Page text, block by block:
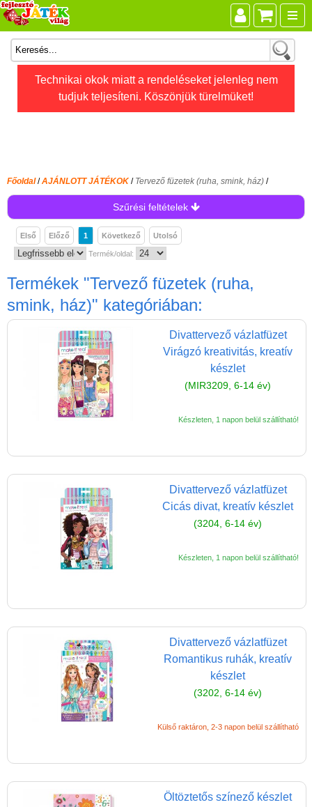
Technikai okok miatt a rendeléseket jelenleg nem
tudjuk teljesíteni. Köszönjük türelmüket!
Főoldal/AJÁNLOTT JÁTÉKOK / Tervező füzetek (ruha, smink, ház) /
Szűrési feltételek
Első Előző 1 Következő Utolsó
Termék/oldal:
Termékek "Tervező füzetek (ruha,
smink, ház)" kategóriában:
Divattervező vázlatfüzet
Virágzó kreativitás, kreatív
készlet
(MIR3209, 6-14 év)
Készleten, 1 napon belül szállítható!
Divattervező vázlatfüzet
Cicás divat, kreatív készlet
(3204, 6-14 év)
Készleten, 1 napon belül szállítható!
Divattervező vázlatfüzet
Romantikus ruhák, kreatív
készlet
(3202, 6-14 év)
Külső raktáron, 2-3 napon belül szállítható
Öltöztetős színező készlet
Összes játék
Játékok életkor szerint
Bébijátékok
Diafilm
Építőjáték
Fajátékok
Futóbiciklik, rollerek
Gyerekszoba
Intelligens gyurma
Iskolaszerek
Könyv
Licenszes TOP
gyerekajándékok
Logikai játékok
Magyar játékok
Montessori játékok
Mozgásfejlesztő játékok
Okos partijátékok
Oktató játékok kutyáknak
Pixelhobby